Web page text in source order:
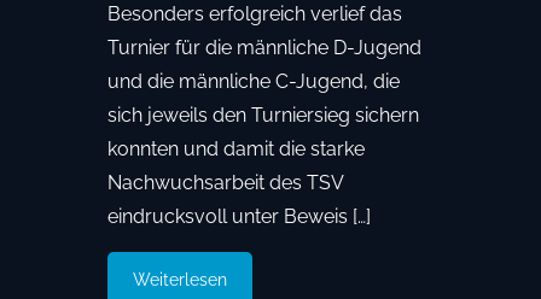
Besonders erfolgreich verlief das
Turnier für die männliche D-Jugend
und die männliche C-Jugend, die
sich jeweils den Turniersieg sichern
konnten und damit die starke
Nachwuchsarbeit des TSV
eindrucksvoll unter Beweis […]
Weiterlesen